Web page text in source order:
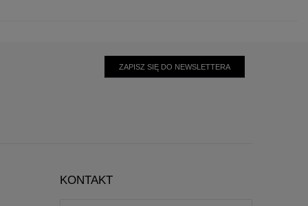
ZAPISZ SIĘ DO NEWSLETTERA
KONTAKT